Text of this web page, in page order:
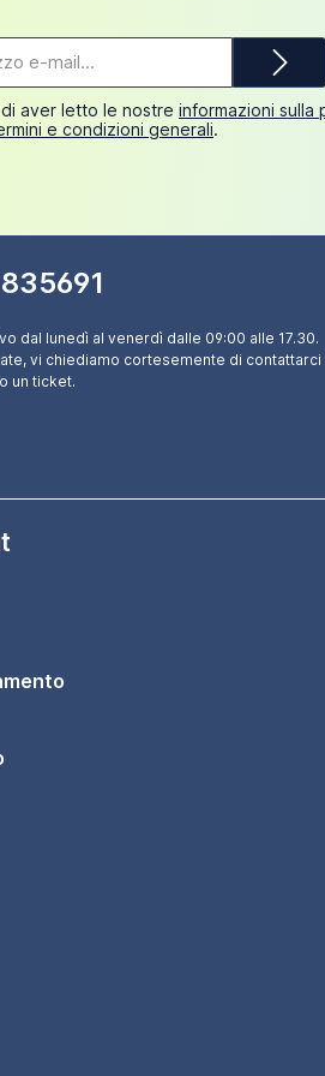
top | Tigua
e-
mail*
aver letto le nostre informazioni sulla
e condizioni generali.
dal lunedì al venerdì dalle 09:00 alle 17.30.
vi chiediamo cortesemente di contattarci
un ticket.